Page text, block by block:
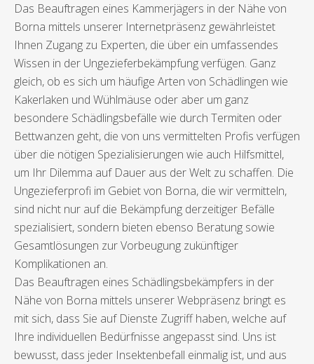
Das Beauftragen eines Kammerjägers in der Nähe von
Borna mittels unserer Internetpräsenz gewährleistet
Ihnen Zugang zu Experten, die über ein umfassendes
Wissen in der Ungezieferbekämpfung verfügen. Ganz
gleich, ob es sich um häufige Arten von Schädlingen wie
Kakerlaken und Wühlmäuse oder aber um ganz
besondere Schädlingsbefälle wie durch Termiten oder
Bettwanzen geht, die von uns vermittelten Profis verfügen
über die nötigen Spezialisierungen wie auch Hilfsmittel,
um Ihr Dilemma auf Dauer aus der Welt zu schaffen. Die
Ungezieferprofi im Gebiet von Borna, die wir vermitteln,
sind nicht nur auf die Bekämpfung derzeitiger Befälle
spezialisiert, sondern bieten ebenso Beratung sowie
Gesamtlösungen zur Vorbeugung zukünftiger
Komplikationen an.
Das Beauftragen eines Schädlingsbekämpfers in der
Nähe von Borna mittels unserer Webpräsenz bringt es
mit sich, dass Sie auf Dienste Zugriff haben, welche auf
Ihre individuellen Bedürfnisse angepasst sind. Uns ist
bewusst, dass jeder Insektenbefall einmalig ist, und aus